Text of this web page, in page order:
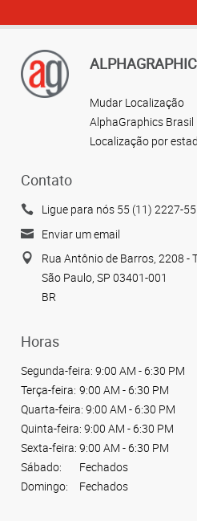
Mudar Localização
AlphaGraphics Brasil
Localização por
Contato
Ligue para nós 55 (11) 2227-
Enviar um email
Rua Antônio de Barros, 2208 -
São Paulo, SP 03401-001
BR
Horas
Segunda-feira: 9:00 AM - 6:30 PM
Terça-feira: 9:00 AM - 6:30 PM
Quarta-feira: 9:00 AM - 6:30 PM
Quinta-feira: 9:00 AM - 6:30 PM
Sexta-feira: 9:00 AM - 6:30 PM
Sábado:
Fechados
Domingo:
Fechados